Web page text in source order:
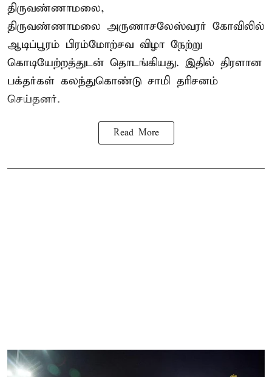
திருவண்ணாமலை,
திருவண்ணாமலை அருணாசலேஸ்வரர் கோவிலில்
ஆடிப்பூரம் பிரம்மோற்சவ விழா நேற்று
கொடியேற்றத்துடன் தொடங்கியது. இதில் திரளான
பக்தர்கள் கலந்துகொண்டு சாமி தரிசனம்
செய்தனர்.
Read More